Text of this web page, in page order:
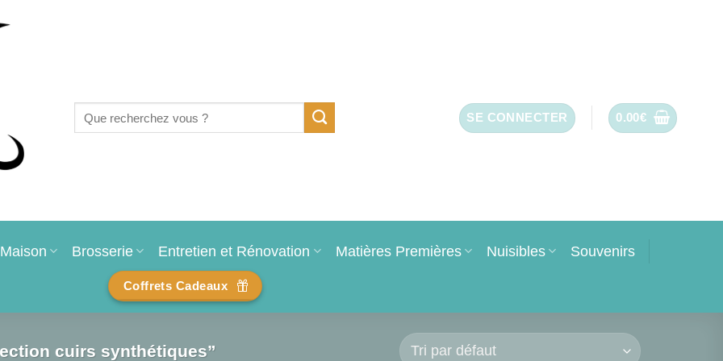
pour :
SE CONNECTER 0.00€
Maison Brosserie Entretien et Rénovation Matières Premières Nuisibles Souvenirs
Coffrets Cadeaux
cuirs synthétiques”